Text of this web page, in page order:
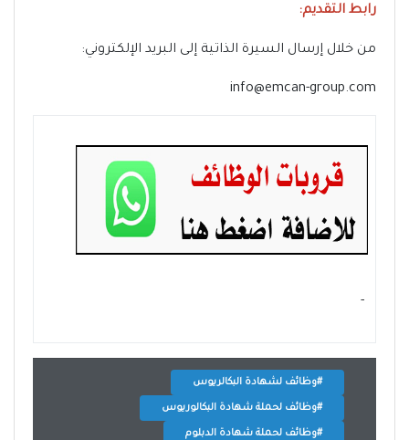
رابط التقديم:
من خلال إرسال السيرة الذاتية إلى البريد الإلكتروني:
info@emcan-group.com
- ‏
#وظائف لشهادة البكالريوس
#وظائف لحملة شهادة البكالوريوس
#وظائف لحملة شهادة الدبلوم